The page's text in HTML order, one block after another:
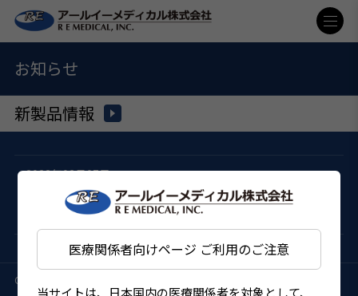
医療関係者向けページ ご利用のご注意
当サイトは、日本国内の医療関係者を対象として、
お知らせ
新製品情報
2023年02月07日
AE-4777 下分氏スパイラルCTRインジェク
ター 販売開始
Copyright (C)